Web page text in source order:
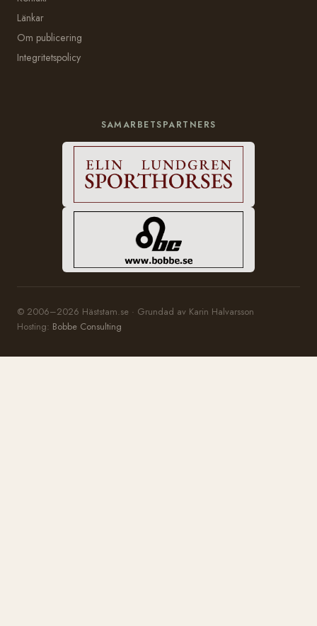
Länkar
Om publicering
Integritetspolicy
SAMARBETSPARTNERS
© 2006–2026 Häststam.se · Grundad av Karin Halvarsson
Hosting: Bobbe Consulting